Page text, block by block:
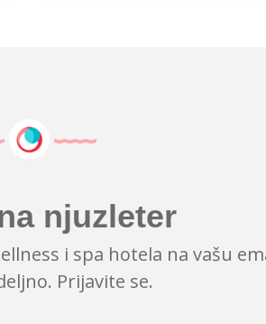
njuzleter
i spa hotela na vašu
Prijavite se.